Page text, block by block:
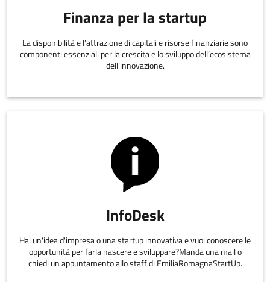
Finanza per la startup
La disponibilità e l’attrazione di capitali e risorse finanziarie sono
componenti essenziali per la crescita e lo sviluppo dell’ecosistema
dell’innovazione.
InfoDesk
Hai un'idea d'impresa o una startup innovativa e vuoi conoscere le
opportunità per farla nascere e sviluppare?Manda una mail o
chiedi un appuntamento allo staff di EmiliaRomagnaStartUp.